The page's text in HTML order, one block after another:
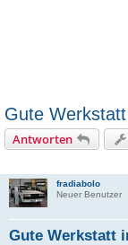
Gute
Antworten
fradiabolo
Neuer Benutzer
Gute Werkstatt